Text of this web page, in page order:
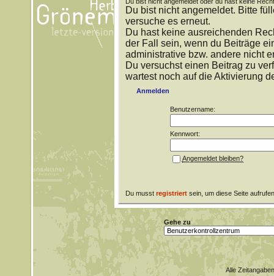
Du bist nicht angemeldet. Bitte
versuche es erneut.
Du hast keine ausreichenden
der Fall sein, wenn du Beiträge
administrative bzw. andere nicht
Du versuchst einen Beitrag zu
wartest noch auf die Aktivierung
Anmelden
Benutzername:
Kennwort:
Angemeldet bleiben?
Du musst registriertsein, um diese Seite
Gehe zu
Alle